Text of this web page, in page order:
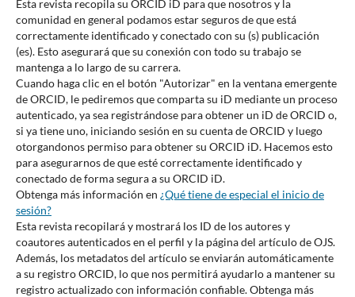
Esta revista recopila su ORCID iD para que nosotros y la
comunidad en general podamos estar seguros de que está
correctamente identificado y conectado con su (s) publicación
(es). Esto asegurará que su conexión con todo su trabajo se
mantenga a lo largo de su carrera.
Cuando haga clic en el botón "Autorizar" en la ventana emergente
de ORCID, le pediremos que comparta su iD mediante un proceso
autenticado, ya sea registrándose para obtener un iD de ORCID o,
si ya tiene uno, iniciando sesión en su cuenta de ORCID y luego
otorgandonos permiso para obtener su ORCID iD. Hacemos esto
para asegurarnos de que esté correctamente identificado y
conectado de forma segura a su ORCID iD.
Obtenga más información en ¿Qué tiene de especial el inicio de
sesión?
Esta revista recopilará y mostrará los ID de los autores y
coautores autenticados en el perfil y la página del artículo de OJS.
Además, los metadatos del artículo se enviarán automáticamente
a su registro ORCID, lo que nos permitirá ayudarlo a mantener su
registro actualizado con información confiable. Obtenga más